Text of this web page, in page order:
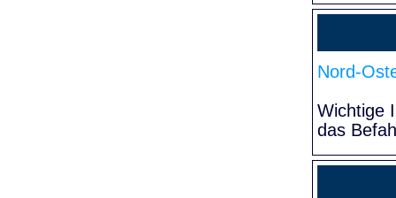
Nord-
Wichtige
das